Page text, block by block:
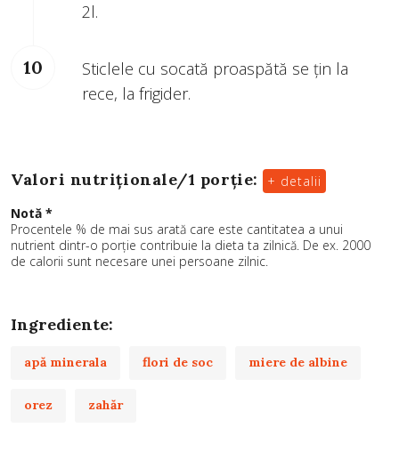
2l.
Sticlele cu socată proaspătă se ţin la
rece, la frigider.
Valori nutriționale/1 porție:
+ detalii
Notă *
Procentele % de mai sus arată care este cantitatea a unui
nutrient dintr-o porție contribuie la dieta ta zilnică. De ex. 2000
de calorii sunt necesare unei persoane zilnic.
Ingrediente:
apă minerala flori de soc miere de albine
orez zahăr